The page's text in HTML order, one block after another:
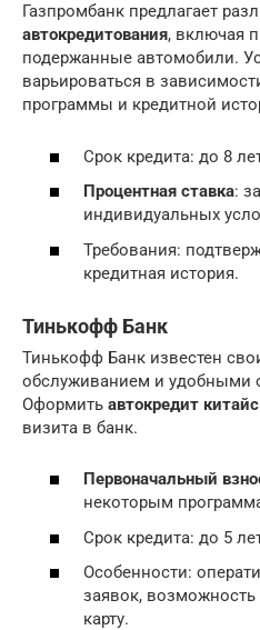
Газпромбанк предлагает
автокредитования, включая
подержанные автомобили.
варьироваться в
программы и кредитной
Срок кредита: до 8
Процентная ставка:
индивидуальных
Требования:
кредитная история.
Тинькофф Банк
Тинькофф Банк известен
обслуживанием и удобными
Оформить автокредит
визита в банк.
Первоначальный
некоторым
Срок кредита: до 5
Особенности:
заявок, возможность
карту.